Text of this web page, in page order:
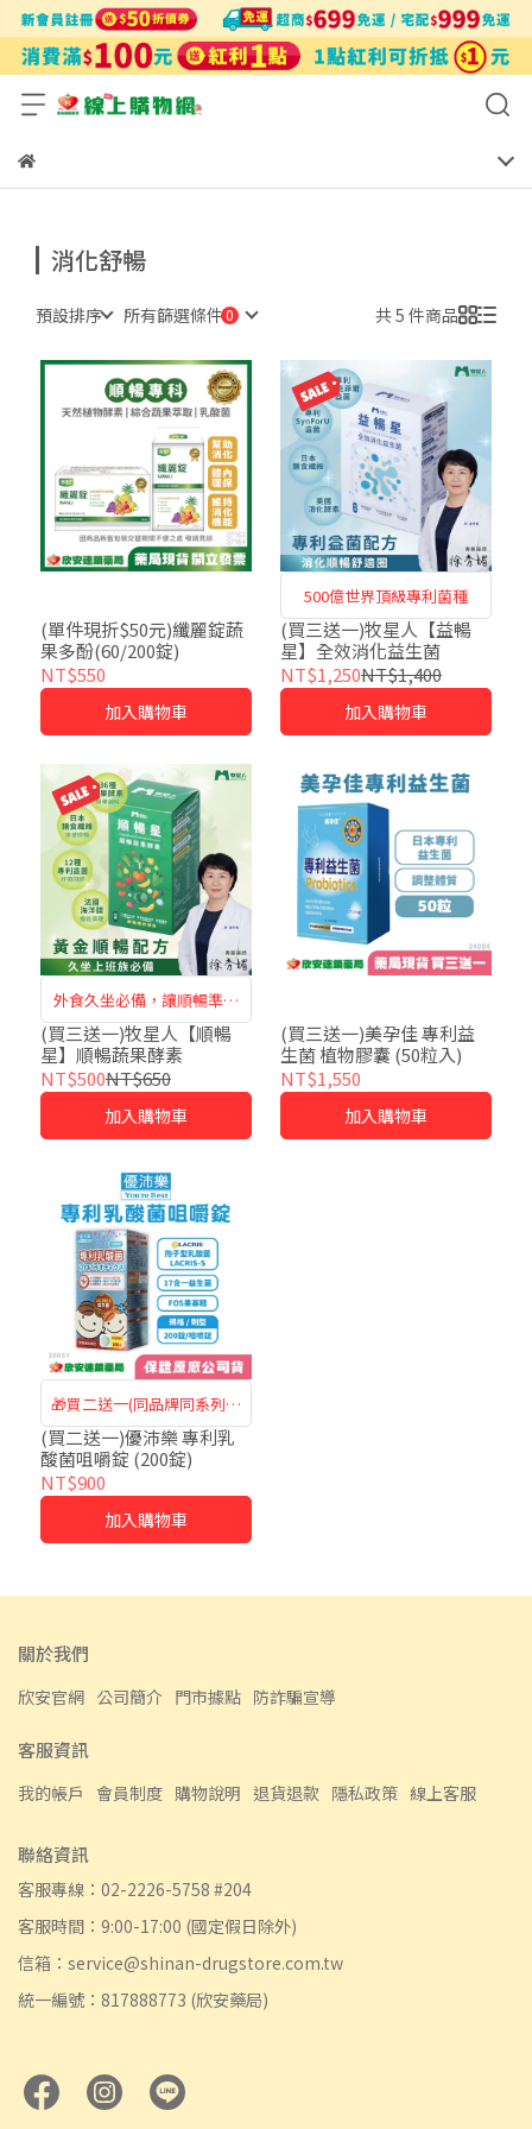
消化舒暢
預設排序 所有篩選條件 共 5 件商品
(單件現折$50元)纖麗錠蔬
果多酚(60/200錠)
NT$550
加入購物車
500億世界頂級專利菌種
(買三送一)牧星人【益暢
星】全效消化益生菌
NT$1,250NT$1,400
加入購物車
外食久坐必備，讓順暢準時
報到
(買三送一)牧星人【順暢
星】順暢蔬果酵素
NT$500NT$650
加入購物車
(買三送一)美孕佳 專利益
生菌 植物膠囊 (50粒入)
NT$1,550
加入購物車
🎁買二送一(同品牌同系列可
混搭)
(買二送一)優沛樂 專利乳
酸菌咀嚼錠 (200錠)
NT$900
加入購物車
關於我們
欣安官網 公司簡介 門市據點 防詐騙宣導
客服資訊
我的帳戶 會員制度 購物說明 退貨退款 隱私政策 線上客服
聯絡資訊
客服專線：02-2226-5758 #204
客服時間：9:00-17:00 (國定假日除外)
信箱：service@shinan-drugstore.com.tw
統一編號：817888773 (欣安藥局)